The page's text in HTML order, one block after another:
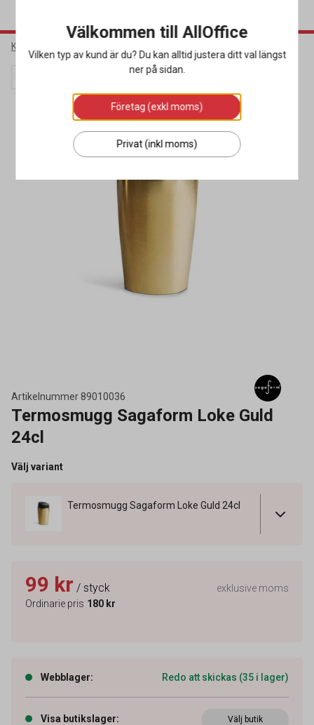
Kök & Servering
Artikelnummer 89010036
Termosmugg Sagaform Loke Guld
24cl
Välj variant
Termosmugg Sagaform Loke Guld 24cl
99 kr / styck
Ordinarie pris 180 kr
exklusive moms
Webblager: Redo att skickas (35 i lager)
Visa butikslager: Välj butik
Välkommen till AllOffice
Vilken typ av kund är du? Du kan alltid justera ditt val längst
ner på sidan.
Företag (exkl moms)
Privat (inkl moms)